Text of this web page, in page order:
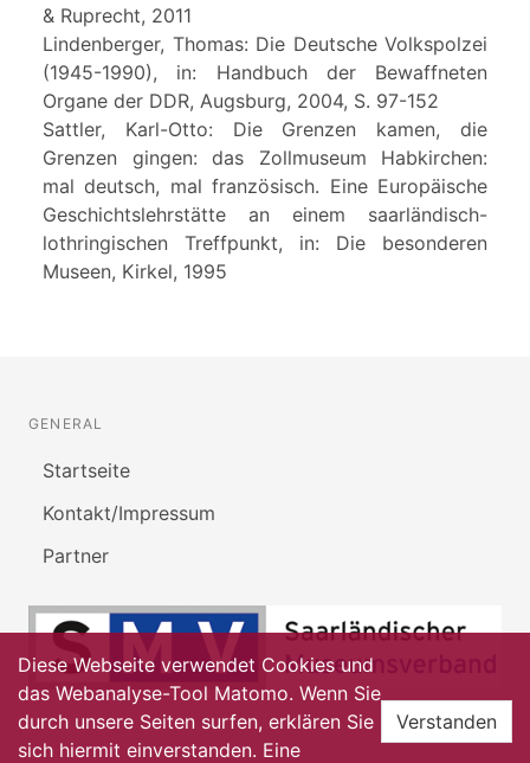
& Ruprecht, 2011
Lindenberger, Thomas: Die Deutsche Volkspolzei
(1945-1990), in: Handbuch der Bewaffneten
Organe der DDR, Augsburg, 2004, S. 97-152
Sattler, Karl-Otto: Die Grenzen kamen, die
Grenzen gingen: das Zollmuseum Habkirchen:
mal deutsch, mal französisch. Eine Europäische
Geschichtslehrstätte an einem saarländisch-
lothringischen Treffpunkt, in: Die besonderen
Museen, Kirkel, 1995
GENERAL
Startseite
Kontakt/Impressum
Partner
Diese Webseite verwendet Cookies und
das Webanalyse-Tool Matomo. Wenn Sie
durch unsere Seiten surfen, erklären Sie
sich hiermit einverstanden. Eine
Verstanden